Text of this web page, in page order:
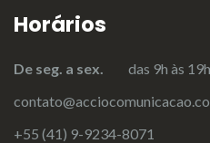
Horários
De seg. a sex. das 9h às 19h
+55 (41) 9-9234-8071